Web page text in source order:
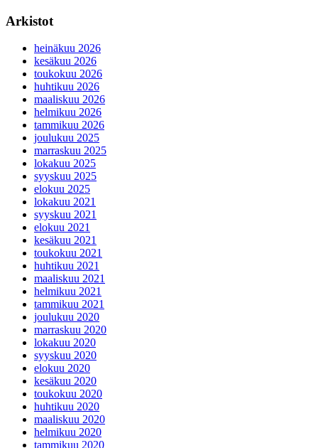
Arkistot
heinäkuu 2026
kesäkuu 2026
toukokuu 2026
huhtikuu 2026
maaliskuu 2026
helmikuu 2026
tammikuu 2026
joulukuu 2025
marraskuu 2025
lokakuu 2025
syyskuu 2025
elokuu 2025
lokakuu 2021
syyskuu 2021
elokuu 2021
kesäkuu 2021
toukokuu 2021
huhtikuu 2021
maaliskuu 2021
helmikuu 2021
tammikuu 2021
joulukuu 2020
marraskuu 2020
lokakuu 2020
syyskuu 2020
elokuu 2020
kesäkuu 2020
toukokuu 2020
huhtikuu 2020
maaliskuu 2020
helmikuu 2020
tammikuu 2020